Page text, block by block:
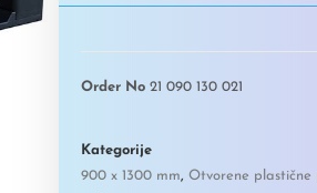
Order No 21 090 130 021
Kategorije
900 x 1300 mm, Otvorene plastične